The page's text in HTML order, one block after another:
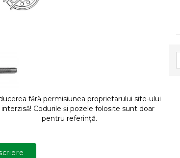
fără permisiunea proprietarului site-ului
Codurile și pozele folosite sunt doar
pentru referință.